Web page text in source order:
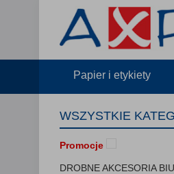
Papier i etykiety
WSZYSTKIE
Promocje
DROBNE AKCESORIA